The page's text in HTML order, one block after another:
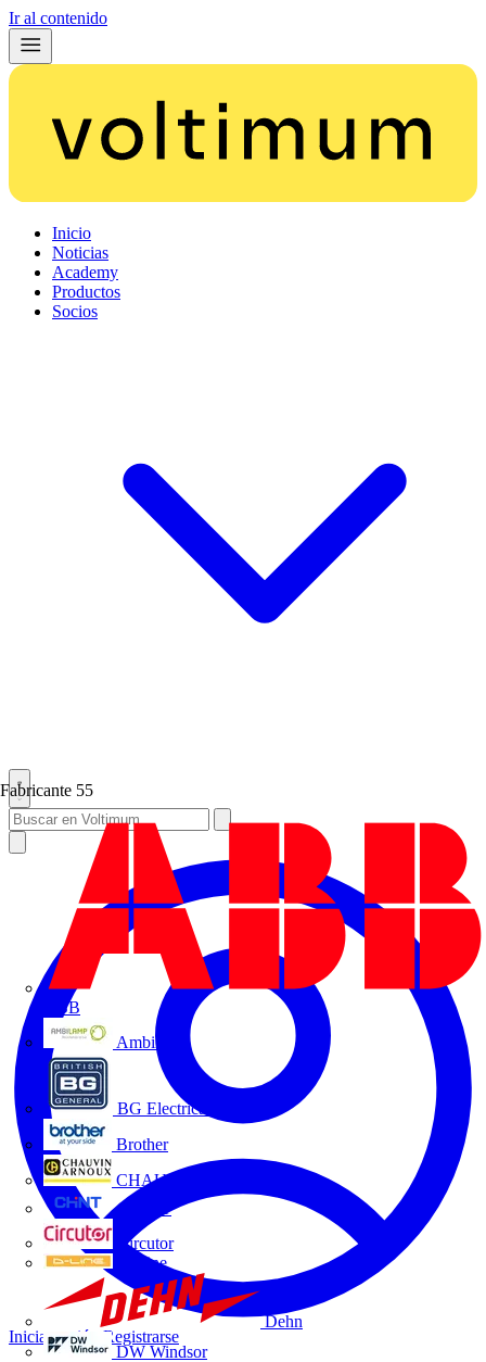
Ir al contenido
Inicio
Noticias
Academy
Productos
Socios
Fabricante 55
ABB
Ambilamp
BG Electrical
Brother
CHAUVIN ARNOUX
CHINT
Circutor
D-Line
Dehn
DW Windsor
Iniciar sesión Registrarse